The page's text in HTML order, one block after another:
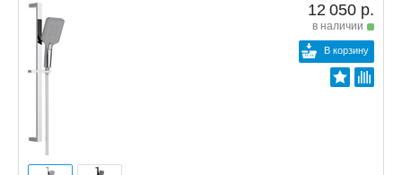
12 050 р.
в наличии
В корзину